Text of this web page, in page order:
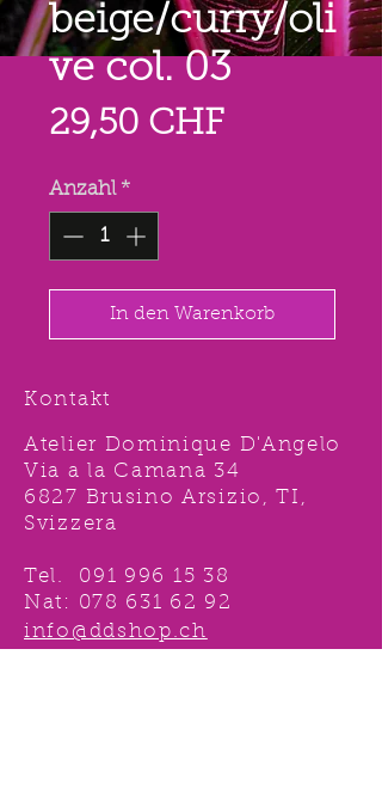
beige/curry/oli
ve col. 03
29,50 CHFPreis
Anzahl *
In den Warenkorb
Kontakt
Atelier Dominique D'Angelo
Via a la Camana 34
6827 Brusino Arsizio, TI,
Svizzera
Tel. 091 996 15 38
Nat: 078 631 62 92
info@ddshop.ch